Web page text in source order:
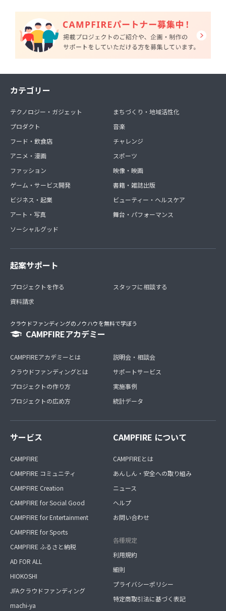
カテゴリー
テクノロジー・ガジェット
プロダクト
フード・飲食店
アニメ・漫画
ファッション
ゲーム・サービス開発
ビジネス・起業
アート・写真
ソーシャルグッド
まちづくり・地域活性化
音楽
チャレンジ
スポーツ
映像・映画
書籍・雑誌出版
ビューティー・ヘルスケア
舞台・パフォーマンス
起案サポート
プロジェクトを作る
資料請求
スタッフに相談する
クラウドファンディングのノウハウを無料で学ぼう
CAMPFIREアカデミー
CAMPFIREアカデミーとは
クラウドファンディングとは
プロジェクトの作り方
プロジェクトの広め方
説明会・相談会
サポートサービス
実施事例
統計データ
サービス
CAMPFIRE
CAMPFIRE コミュニティ
CAMPFIRE Creation
CAMPFIRE for Social Good
CAMPFIRE for Entertainment
CAMPFIRE for Sports
CAMPFIRE ふるさと納税
AD FOR ALL
HIOKOSHI
JFAクラウドファンディング
machi-ya
CAMPFIRE について
CAMPFIREとは
あんしん・安全への取り組み
ニュース
ヘルプ
お問い合わせ
各種規定
利用規約
細則
プライバシーポリシー
特定商取引法に基づく表記